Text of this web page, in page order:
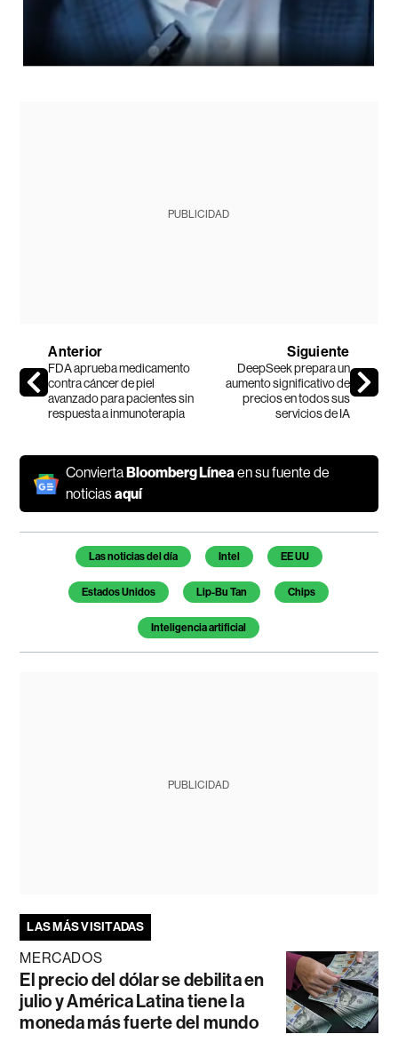
PUBLICIDAD
Anterior
FDA aprueba medicamento
contra cáncer de piel
avanzado para pacientes sin
respuesta a inmunoterapia
Siguiente
DeepSeek prepara un
aumento significativo de
precios en todos sus
servicios de IA
Convierta Bloomberg Líneaen su fuente de
noticiasaquí
Temas de este artículo
Las noticias del día Intel EE UU
Estados Unidos Lip-Bu Tan Chips
Inteligencia artificial
PUBLICIDAD
LAS MÁS VISITADAS
MERCADOS
El precio del dólar se debilita en
julio y América Latina tiene la
moneda más fuerte del mundo